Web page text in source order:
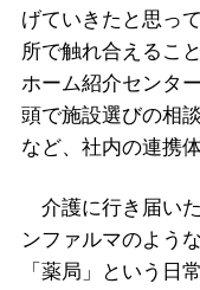
げていきたと思っ
所で触れ合えるこ
ホーム紹介センタ
頭で施設選びの相
など、社内の連携
介護に行き届い
ンファルマのよう
「薬局」という日